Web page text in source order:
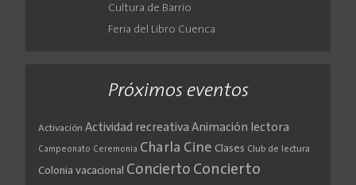
Cultura de Barrio
Feria del Libro Cuenca
Próximos eventos
Activación Actividad recreativa Animación lectora
Campeonato Ceremonia Charla Cine Clases Club de lectura
Colonia vacacional Concierto Concierto